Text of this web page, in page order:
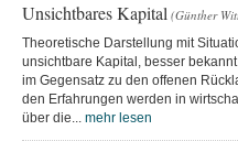
Unsichtbares Kapital (Günther
Theoretische Darstellung mit
unsichtbare Kapital, besser
im Gegensatz zu den offenen
den Erfahrungen werden in
über die... mehr lesen